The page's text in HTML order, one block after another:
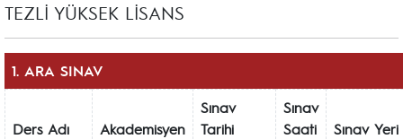
TEZLİ YÜKSEK LİSANS
1. ARA SINAV
Ders Adı Akademisyen
Sınav
Tarihi
Sınav
Saati
Sınav Yeri